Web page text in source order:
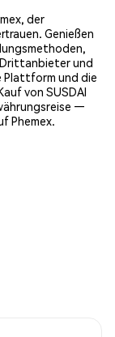
der
Genießen
und
Plattform und die
von SUSDAI
—
Phemex.